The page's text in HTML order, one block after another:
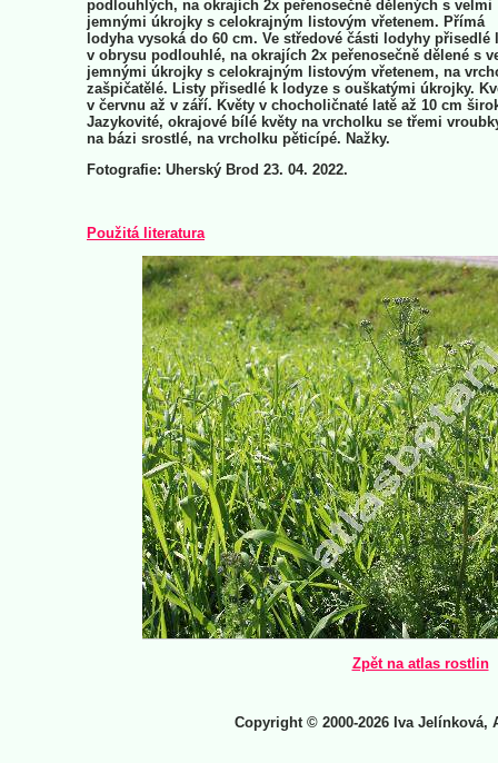
podlouhlých, na okrajích 2x peřenosečně dělených s velmi
jemnými úkrojky s celokrajným listovým vřetenem. Přímá
lodyha vysoká do 60 cm. Ve středové části lodyhy přisedlé
v obrysu podlouhlé, na okrajích 2x peřenosečně dělené s
jemnými úkrojky s celokrajným listovým vřetenem, na
zašpičatělé. Listy přisedlé k lodyze s ouškatými úkrojky.
v červnu až v září. Květy v chocholičnaté latě až 10 cm
Jazykovité, okrajové bílé květy na vrcholku se třemi
na bázi srostlé, na vrcholku pěticípé. Nažky.
Fotografie: Uherský Brod 23. 04. 2022.
Použitá literatura
Zpět na atlas rostlin
Copyright © 2000-2026 Iva Jelínková,